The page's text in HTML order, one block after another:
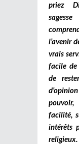
priez
l’avenir
vrais
facile de
de
pouvoir,
facilité,
intérêts
religieux.